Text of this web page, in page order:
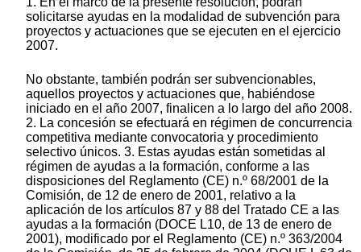
solicitarse ayudas en la modalidad de subvención para
proyectos y actuaciones que se ejecuten en el ejercicio
2007.
No obstante, también podrán ser subvencionables,
aquellos proyectos y actuaciones que, habiéndose
iniciado en el año 2007, finalicen a lo largo del año 2008.
2. La concesión se efectuará en régimen de concurrencia
competitiva mediante convocatoria y procedimiento
selectivo únicos. 3. Estas ayudas están sometidas al
régimen de ayudas a la formación, conforme a las
disposiciones del Reglamento (CE) n.º 68/2001 de la
Comisión, de 12 de enero de 2001, relativo a la
aplicación de los artículos 87 y 88 del Tratado CE a las
ayudas a la formación (DOCE L10, de 13 de enero de
2001), modificado por el Reglamento (CE) n.º 363/2004